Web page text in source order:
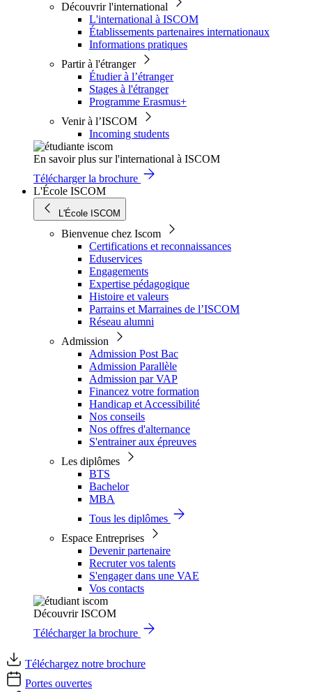
Découvrir l'international
L'international à ISCOM
Établissements partenaires internationaux
Informations pratiques
Partir à l'étranger
Étudier à l’étranger
Stages à l'étranger
Programme Erasmus+
Venir à l’ISCOM
Incoming students
En savoir plus sur l'international à ISCOM
Télécharger la brochure
L'École ISCOM
L'École ISCOM
Bienvenue chez Iscom
Certifications et reconnaissances
Eduservices
Engagements
Expertise pédagogique
Histoire et valeurs
Parrains et Marraines de l’ISCOM
Réseau alumni
Admission
Admission Post Bac
Admission Parallèle
Admission par VAP
Financez votre formation
Handicap et Accessibilité
Nos conseils
Nos offres d'alternance
S'entrainer aux épreuves
Les diplômes
BTS
Bachelor
MBA
Tous les diplômes
Espace Entreprises
Devenir partenaire
Recruter vos talents
S'engager dans une VAE
Vos contacts
Découvrir ISCOM
Télécharger la brochure
Téléchargez notre brochure
Portes ouvertes